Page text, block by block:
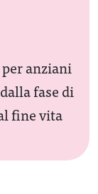
anziani
fase di
fine vita